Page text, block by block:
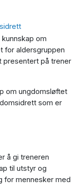
om
for aldersgruppen
presentert på trener
om ungdomsløftet
som er
å gi treneren
til utstyr og
for mennesker med